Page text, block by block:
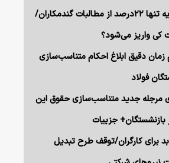
تسویه تنها ۲۲درصد از مطالبات گندمکاران/
کی واریز می‌شود؟
زمان دقیق ابلاغ احکام متناسب‌سازی
فولاد
مرجله جدید متناسب‌سازی حقوق این
بازنشستگان+ جزییات
برای کارگران/توقف طرح تبدیل